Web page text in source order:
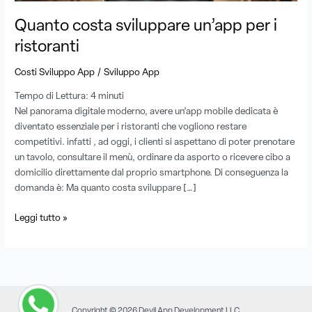
Quanto costa sviluppare un’app per i
ristoranti
Costi Sviluppo App /Sviluppo App
Tempo di Lettura:4 minuti
Nel panorama digitale moderno, avere un’app mobile dedicata è
diventato essenziale per i ristoranti che vogliono restare
competitivi. infatti , ad oggi, i clienti si aspettano di poter prenotare
un tavolo, consultare il menù, ordinare da asporto o ricevere cibo a
domicilio direttamente dal proprio smartphone. Di conseguenza la
domanda è: Ma quanto costa sviluppare […]
Leggi tutto »